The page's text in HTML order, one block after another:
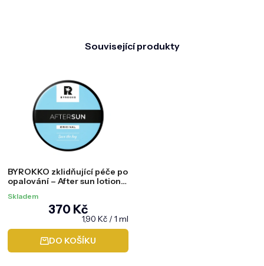
Související produkty
BYROKKO zklidňující péče po
opalování – After sun lotion,
Skladem
370 Kč
Měrná
cena:
1,90 Kč / 1 ml
DO KOŠÍKU